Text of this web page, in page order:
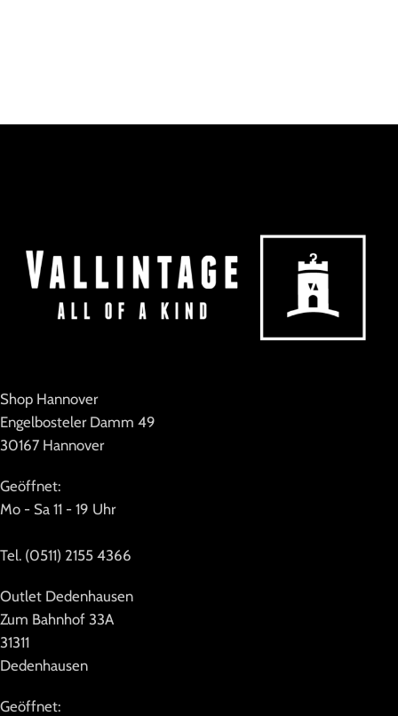
Shop Hannover
Engelbosteler Damm 49
30167 Hannover
Geöffnet:
Mo - Sa 11 - 19 Uhr
Tel. (0511) 2155 4366
Outlet Dedenhausen
Zum Bahnhof 33A
31311
Dedenhausen
Geöffnet: